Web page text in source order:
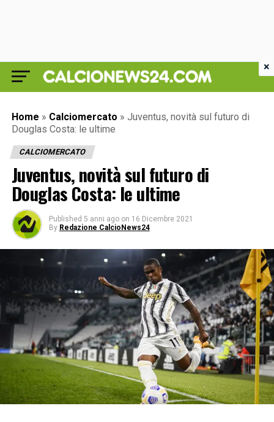
Home » Calciomercato » Juventus, novità sul futuro di
Douglas Costa: le ultime
CALCIOMERCATO
Juventus, novità sul futuro di
Douglas Costa: le ultime
Published 5 anni ago on 16 Dicembre 2021
By Redazione CalcioNews24
×